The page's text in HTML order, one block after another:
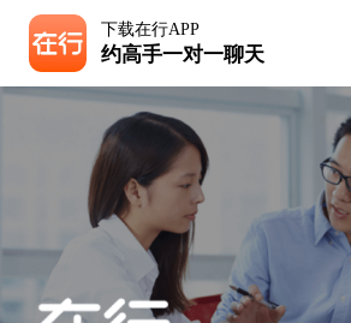
下载在行APP
约高手一对一聊天